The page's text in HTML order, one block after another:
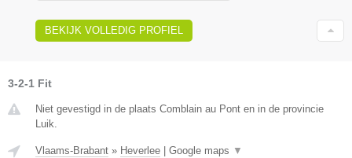
BEKIJK VOLLEDIG PROFIEL
3-2-1 Fit
Niet gevestigd in de plaats Comblain au Pont en in de provincie
Luik.
Vlaams-Brabant » Heverlee Google maps ▼